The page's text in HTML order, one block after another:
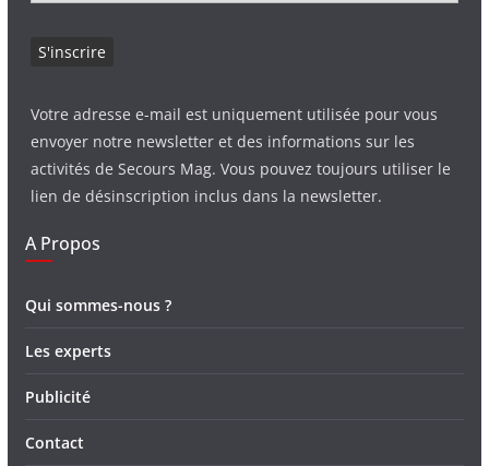
Votre adresse e-mail est uniquement utilisée pour vous
envoyer notre newsletter et des informations sur les
activités de Secours Mag. Vous pouvez toujours utiliser le
lien de désinscription inclus dans la newsletter.
A Propos
Qui sommes-nous ?
Les experts
Publicité
Contact